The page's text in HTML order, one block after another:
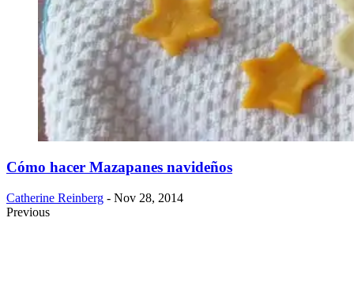
Cómo hacer Mazapanes navideños
Catherine Reinberg - Nov 28, 2014
Previous